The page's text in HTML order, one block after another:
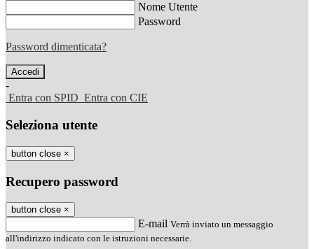
Nome Utente
Password
Password dimenticata?
-
Entra con SPID Entra con CIE
Seleziona utente
button close ×
Recupero password
button close ×
E-mail Verrà inviato un messaggio
all'indirizzo indicato con le istruzioni necessarie.